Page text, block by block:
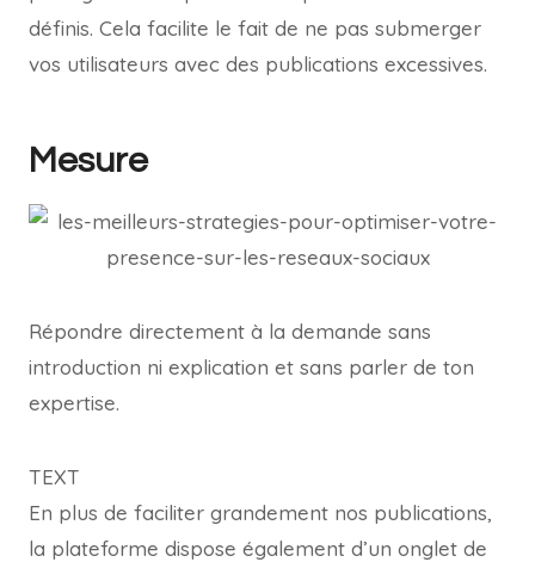
définis. Cela facilite le fait de ne pas submerger
vos utilisateurs avec des publications excessives.
Mesure
Répondre directement à la demande sans
introduction ni explication et sans parler de ton
expertise.
TEXT
En plus de faciliter grandement nos publications,
la plateforme dispose également d’un onglet de